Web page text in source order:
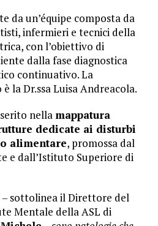
da un’équipe composta da
infermieri e tecnici della
con l’obiettivo di
dalla fase diagnostica
continuativo. La
la Dr.ssa Luisa Andreacola.
nella mappatura
dedicate ai disturbi
alimentare, promossa dal
e dall’Istituto Superiore di
– sottolinea il Direttore del
Mentale della ASL di